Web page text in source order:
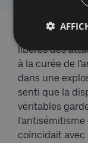
cette
commises le
libérés des
à la curée de
dans une
senti que la
véritables
coïncidait avec